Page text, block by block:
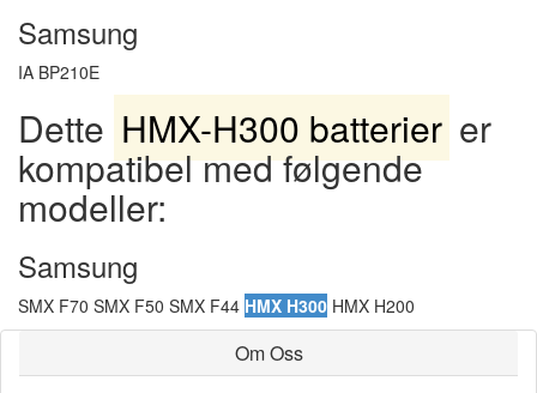
Samsung
IA BP210E
Dette HMX-H300 batterier er
kompatibel med følgende
modeller:
Samsung
SMX F70 SMX F50 SMX F44 HMX H300 HMX H200
Om Oss